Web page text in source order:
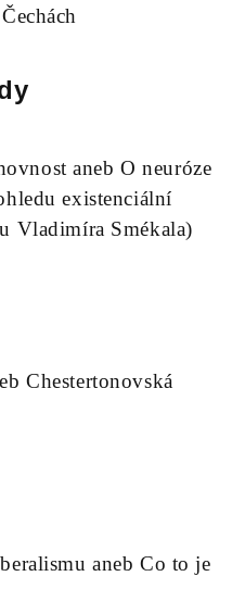
aneb O neuróze
existenciální
Vladimíra Smékala)
Chestertonovská
aneb Co to je